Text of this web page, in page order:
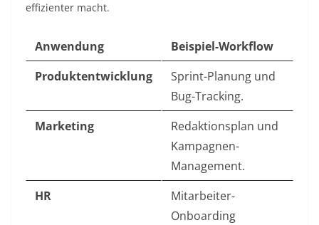
effizienter macht.
Anwendung
Beispiel-Workflow
Produktentwicklung
Sprint-Planung und
Bug-Tracking.
Marketing
Redaktionsplan und
Kampagnen-
Management.
HR
Mitarbeiter-
Onboarding